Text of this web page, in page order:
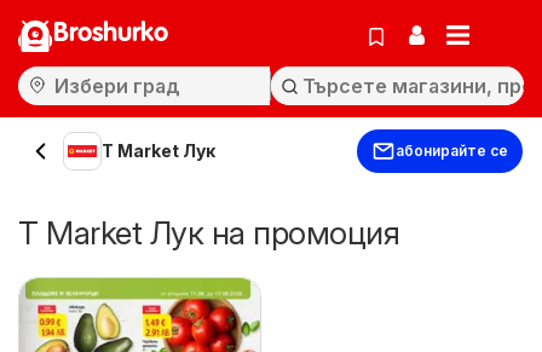
Broshurko
T Market Лук абонирайте се
T Market Лук на промоция